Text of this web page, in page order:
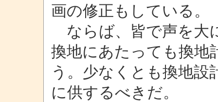
画の修正もしている。
ならば、皆で声を大
換地にあたっても換地
う。少なくとも換地設
に供するべきだ。